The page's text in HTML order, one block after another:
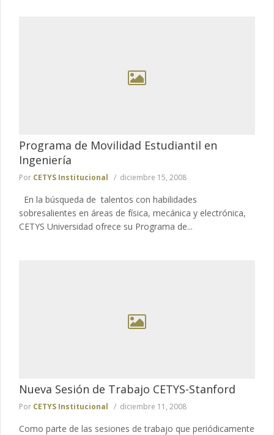
Programa de Movilidad Estudiantil en
Ingeniería
Por CETYS Institucional diciembre 15, 2008
En la búsqueda de talentos con habilidades
sobresalientes en áreas de física, mecánica y electrónica,
CETYS Universidad ofrece su Programa de...
Nueva Sesión de Trabajo CETYS-Stanford
Por CETYS Institucional diciembre 11, 2008
Como parte de las sesiones de trabajo que periódicamente